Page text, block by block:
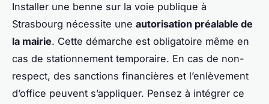
Installer une benne sur la voie publique à
Strasbourg nécessite une autorisation préalable de
la mairie. Cette démarche est obligatoire même en
cas de stationnement temporaire. En cas de non-
respect, des sanctions financières et l’enlèvement
d’office peuvent s’appliquer. Pensez à intégrer ce